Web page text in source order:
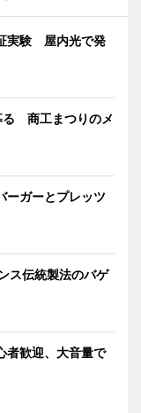
実験 屋内光で発
る 商工まつりのメ
ガーとプレッツ
ス伝統製法のバゲ
歓迎、大音量で